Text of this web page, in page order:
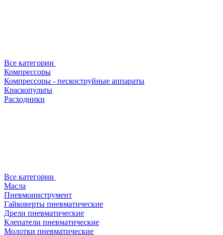
Все категории
Компрессоры
Компрессоры - пескоструйные аппараты
Краскопульты
Расходники
Все категории
Масла
Пневмоинструмент
Гайковерты пневматические
Дрели пневматические
Клепатели пневматические
Молотки пневматические